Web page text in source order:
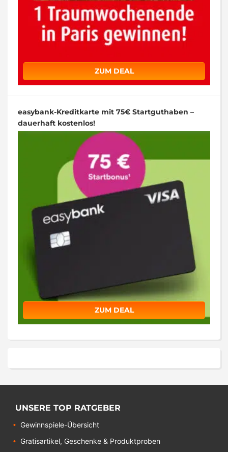
ZUM DEAL
easybank-Kreditkarte mit 75€ Startguthaben –
dauerhaft kostenlos!
ZUM DEAL
UNSERE TOP RATGEBER
Gewinnspiele-Übersicht
Gratisartikel, Geschenke & Produktproben